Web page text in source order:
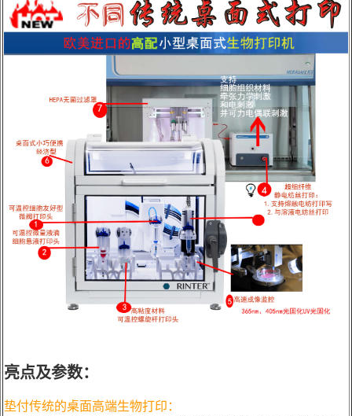
亮点及参数：
垫付传统的桌面高端生物打印：